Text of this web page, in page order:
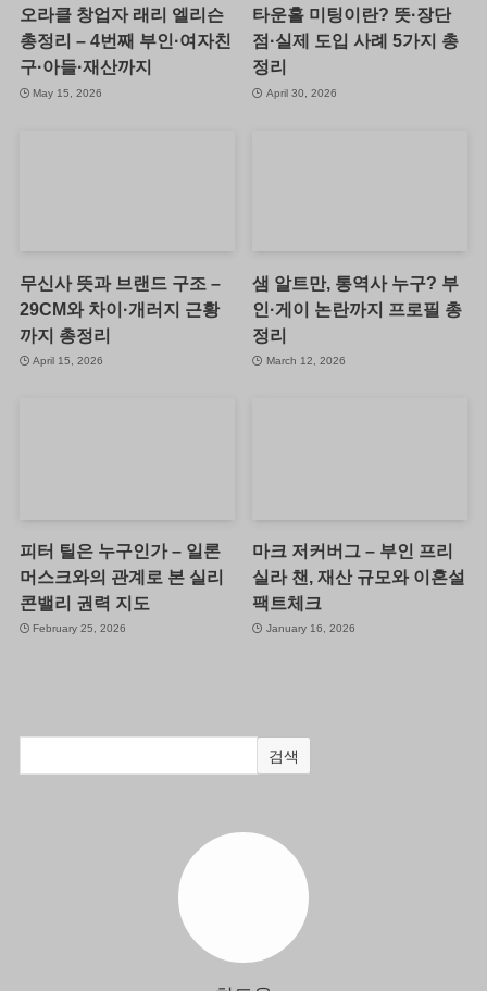
오라클 창업자 래리 엘리슨
총정리 – 4번째 부인·여자친
구·아들·재산까지
May 15, 2026
타운홀 미팅이란? 뜻·장단
점·실제 도입 사례 5가지 총
정리
April 30, 2026
무신사 뜻과 브랜드 구조 –
29CM와 차이·개러지 근황
까지 총정리
April 15, 2026
샘 알트만, 통역사 누구? 부
인·게이 논란까지 프로필 총
정리
March 12, 2026
피터 틸은 누구인가 – 일론
머스크와의 관계로 본 실리
콘밸리 권력 지도
February 25, 2026
마크 저커버그 – 부인 프리
실라 챈, 재산 규모와 이혼설
팩트체크
January 16, 2026
검색